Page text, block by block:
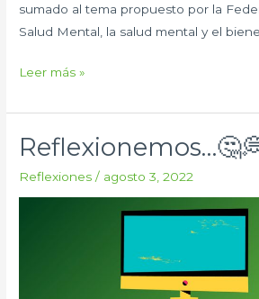
sumado al tema propuesto por la
Salud Mental, la salud mental y el
identidad
visual
Leer más »
Reflexiones / agosto 3, 2022
Reflexionemos…